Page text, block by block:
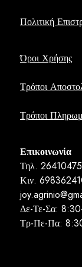
Πολιτική
Όροι Χρήσης
Τρόποι
Τρόποι
Επικοινωνία
Τηλ.
Κιν.
Δε-Τε-Σα:
Τρ-Πε-Πα: